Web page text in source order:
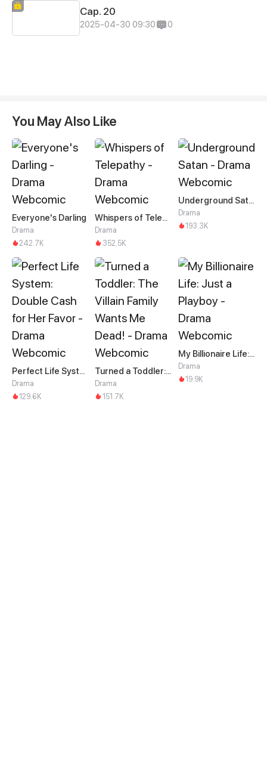
Cap. 20
2025-04-30 09:30 0
You May Also Like
Everyone's Darling
Drama
242.7K
Whispers of Telepathy
Drama
352.5K
Underground Satan
Drama
193.3K
Perfect Life System: Double Cash for Her Favor
Drama
129.6K
Turned a Toddler: The Villain Family Wants Me Dead!
Drama
151.7K
My Billionaire Life: Just a Playboy
Drama
19.9K